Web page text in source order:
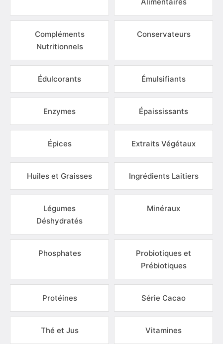
Compléments
Nutritionnels
Conservateurs
Édulcorants Émulsifiants
Enzymes Épaississants
Épices Extraits Végétaux
Huiles et Graisses Ingrédients Laitiers
Légumes
Déshydratés
Minéraux
Phosphates
Probiotiques et
Prébiotiques
Protéines Série Cacao
Thé et Jus Vitamines